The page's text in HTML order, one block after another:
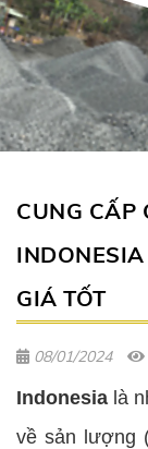
CUNG CẤP
GIÁ TỐT
08/01/2024
Indonesia là
về sản lượng